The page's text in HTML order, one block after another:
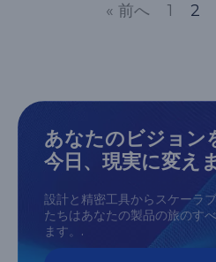
« 前へ 1 2
あなたのビジョン
今日、現実に変え
設計と精密工具からスケーラ
たちはあなたの製品の旅のす
ます。.